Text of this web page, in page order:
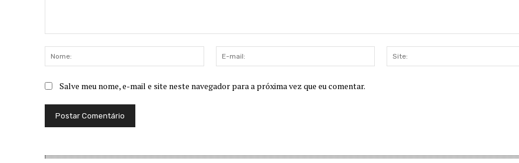
Nome:
mail:
Salve meu nome, e-mail e site neste navegador para a próxima vez que eu comentar.